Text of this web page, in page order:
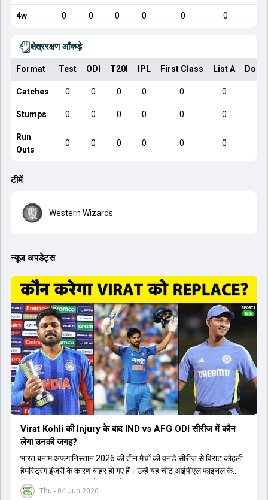
4w 0 0 0 0 0 0
क्षेत्ररक्षण आँकड़े
Format Test ODI T20I IPL First Class List A
Catches 0 0 0 0 0 0
Stumps 0 0 0 0 0 0
Run
Outs
0 0 0 0 0 0
टीमें
Western Wizards
न्यूज अपडेट्स
Thu - 04 Jun 2026
Virat Kohli की Injury के बाद IND vs AFG ODI सीरीज में कौन
लेगा उनकी जगह?
भारत बनाम अफगानिस्तान 2026 की तीन मैचों की वनडे सीरीज से विराट कोहली
हैमस्ट्रिंग इंजरी के कारण बाहर हो गए हैं। उन्हें यह चोट आईपीएल फाइनल के
दौरान लगी थी। रोहित शर्मा और हार्दिक पांड्या की फिटनेस पर भी अभी सवाल हैं,
इसलिए नंबर तीन पर कोहली की जगह एक मजबूत विकल्प खोजना जरूरी है। इस